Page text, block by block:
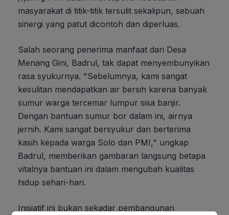
masyarakat di titik-titik tersulit sekalipun, sebuah
sinergi yang patut dicontoh dan diperluas.
Salah seorang penerima manfaat dari Desa
Menang Gini, Badrul, tak dapat menyembunyikan
rasa syukurnya. "Sebelumnya, kami sangat
kesulitan mendapatkan air bersih karena banyak
sumur warga tercemar lumpur sisa banjir.
Dengan bantuan sumur bor dalam ini, airnya
jernih. Kami sangat bersyukur dan berterima
kasih kepada warga Solo dan PMI," ungkap
Badrul, memberikan gambaran langsung betapa
vitalnya bantuan ini dalam mengubah kualitas
hidup sehari-hari.
Inisiatif ini bukan sekadar pembangunan